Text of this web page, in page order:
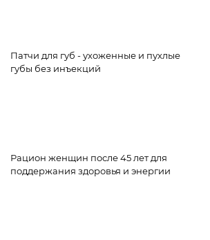
Патчи для губ - ухоженные и пухлые
губы без инъекций
Рацион женщин после 45 лет для
поддержания здоровья и энергии